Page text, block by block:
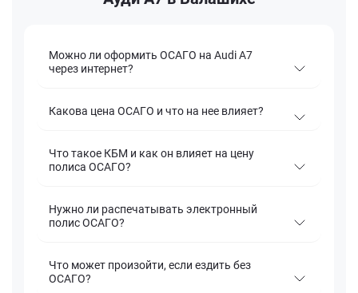
Можно ли оформить ОСАГО на Audi A7
через интернет?
Какова цена ОСАГО и что на нее влияет?
Что такое КБМ и как он влияет на цену
полиса ОСАГО?
Нужно ли распечатывать электронный
полис ОСАГО?
Что может произойти, если ездить без
ОСАГО?